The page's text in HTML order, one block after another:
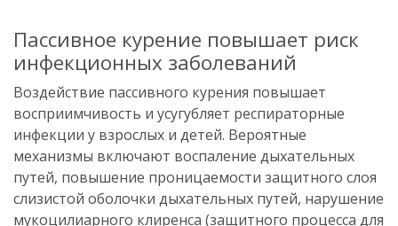
Пассивное курение повышает риск
инфекционных заболеваний
Воздействие пассивного курения повышает
восприимчивость и усугубляет респираторные
инфекции у взрослых и детей. Вероятные
механизмы включают воспаление дыхательных
путей, повышение проницаемости защитного слоя
слизистой оболочки дыхательных путей, нарушение
мукоцилиарного клиренса (защитного процесса для